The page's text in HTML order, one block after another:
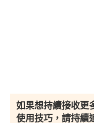
如果想持續接收更
使用技巧，請持續